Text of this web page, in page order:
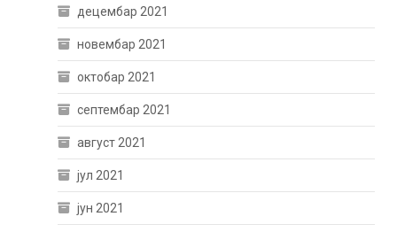
децембар 2021
новембар 2021
октобар 2021
септембар 2021
август 2021
јул 2021
јун 2021